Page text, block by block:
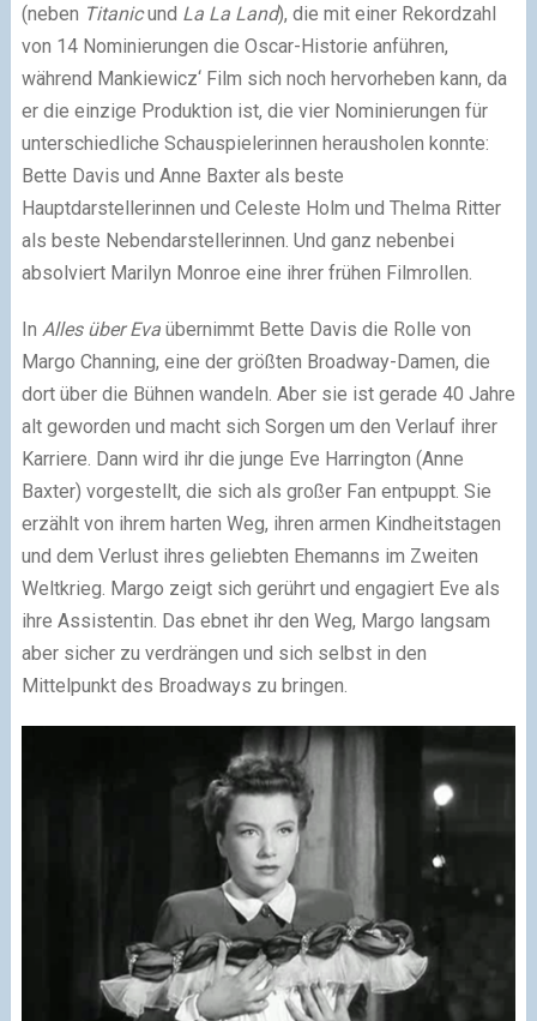
(neben Titanicund La La Land), die mit einer Rekordzahl
von 14 Nominierungen die Oscar-Historie anführen,
während Mankiewicz‘ Film sich noch hervorheben kann, da
er die einzige Produktion ist, die vier Nominierungen für
unterschiedliche Schauspielerinnen herausholen konnte:
Bette Davis und Anne Baxter als beste
Hauptdarstellerinnen und Celeste Holm und Thelma Ritter
als beste Nebendarstellerinnen. Und ganz nebenbei
absolviert Marilyn Monroe eine ihrer frühen Filmrollen.
In Alles über Evaübernimmt Bette Davis die Rolle von
Margo Channing, eine der größten Broadway-Damen, die
dort über die Bühnen wandeln. Aber sie ist gerade 40 Jahre
alt geworden und macht sich Sorgen um den Verlauf ihrer
Karriere. Dann wird ihr die junge Eve Harrington (Anne
Baxter) vorgestellt, die sich als großer Fan entpuppt. Sie
erzählt von ihrem harten Weg, ihren armen Kindheitstagen
und dem Verlust ihres geliebten Ehemanns im Zweiten
Weltkrieg. Margo zeigt sich gerührt und engagiert Eve als
ihre Assistentin. Das ebnet ihr den Weg, Margo langsam
aber sicher zu verdrängen und sich selbst in den
Mittelpunkt des Broadways zu bringen.